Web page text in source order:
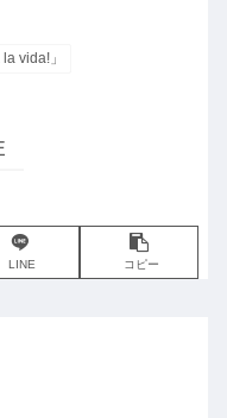
vida!」
LINE コピー